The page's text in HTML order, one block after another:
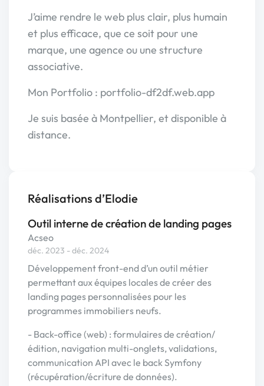
J’aime rendre le web plus clair, plus humain
et plus efficace, que ce soit pour une
marque, une agence ou une structure
associative.
Mon Portfolio : portfolio-df2df.web.app
Je suis basée à Montpellier, et disponible à
distance.
Réalisations d’Elodie
Outil interne de création de landing pages
Acseo
déc. 2023 - déc. 2024
Développement front-end d’un outil métier
permettant aux équipes locales de créer des
landing pages personnalisées pour les
programmes immobiliers neufs.
- Back-office (web) : formulaires de création/
édition, navigation multi-onglets, validations,
communication API avec le back Symfony
(récupération/écriture de données).